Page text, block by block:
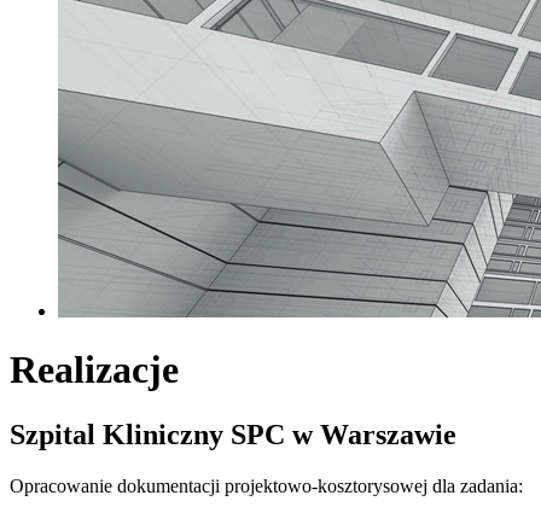
Realizacje
Szpital Kliniczny SPC w Warszawie
Opracowanie dokumentacji projektowo-kosztorysowej dla zadania: